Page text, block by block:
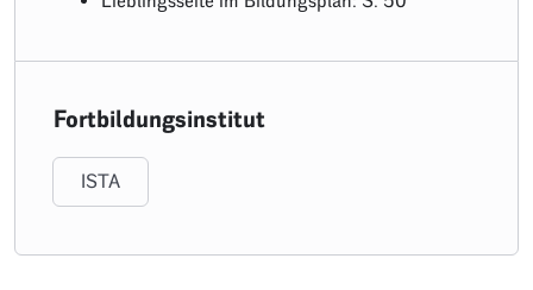
Fortbildungsinstitut
ISTA